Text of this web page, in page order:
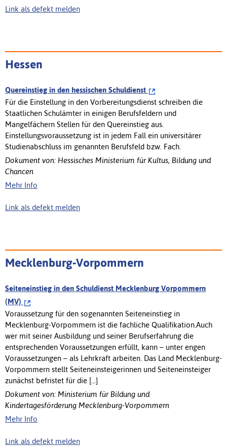
Link als defekt melden
Hessen
Quereinstieg in den hessischen Schuldienst
Für die Einstellung in den Vorbereitungsdienst schreiben die
Staatlichen Schulämter in einigen Berufsfeldern und
Mangelfächern Stellen für den Quereinstieg aus.
Einstellungsvoraussetzung ist in jedem Fall ein universitärer
Studienabschluss im genannten Berufsfeld bzw. Fach.
Dokument von: Hessisches Ministerium für Kultus, Bildung und
Chancen
Mehr Info
Link als defekt melden
Mecklenburg-Vorpommern
Seiteneinstieg in den Schuldienst Mecklenburg Vorpommern
(MV)
Voraussetzung für den sogenannten Seiteneinstieg in
Mecklenburg-Vorpommern ist die fachliche Qualifikation.Auch
wer mit seiner Ausbildung und seiner Berufserfahrung die
entsprechenden Voraussetzungen erfüllt, kann – unter engen
Voraussetzungen – als Lehrkraft arbeiten. Das Land Mecklenburg-
Vorpommern stellt Seiteneinsteigerinnen und Seiteneinsteiger
zunächst befristet für die [...]
Dokument von: Ministerium für Bildung und
Kindertagesförderung Mecklenburg-Vorpommern
Mehr Info
Link als defekt melden